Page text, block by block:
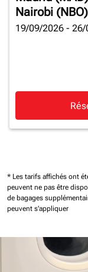
Nairobi (NBO)
19/09/2026 -
* Les tarifs affichés ont
peuvent ne pas être
de bagages
peuvent s'appliquer